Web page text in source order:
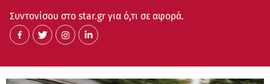
Συντονίσου στο star.gr για ό,τι σε αφορά.